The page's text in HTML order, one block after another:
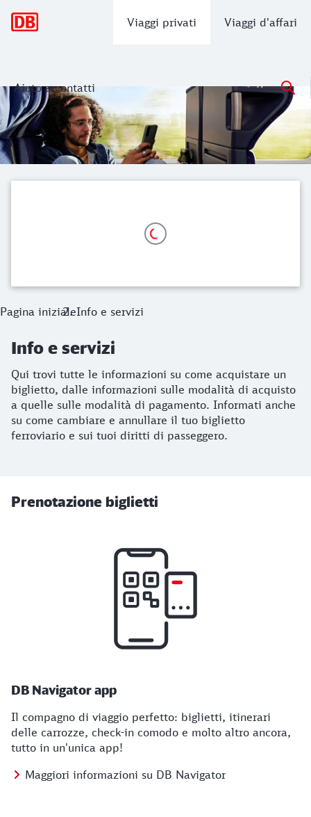
Viaggi privati Viaggi d'affari
Aiuto e contatti
Info e servizi
Qui trovi tutte le informazioni su come acquistare un
Pagina inizialeInfo e servizi
Info e servizi
Qui trovi tutte le informazioni su come acquistare un
biglietto, dalle informazioni sulle modalità di acquisto
a quelle sulle modalità di pagamento. Informati anche
su come cambiare e annullare il tuo biglietto
ferroviario e sui tuoi diritti di passeggero.
Prenotazione biglietti
DB Navigator app
Il compagno di viaggio perfetto: biglietti, itinerari
delle carrozze, check-in comodo e molto altro ancora,
tutto in un'unica app!
Maggiori informazioni su DB Navigator